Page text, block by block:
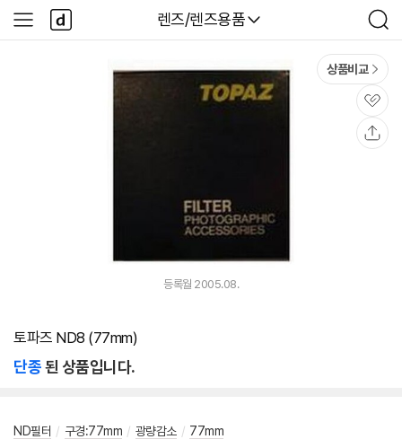
다나와
렌즈/렌즈용품
검
색
사
이
다
나
와
상품비교
관
심
등록월 2005.08.
토파즈 ND8 (77mm)
단종된 상품입니다.
ND필터 / 구경:77mm / 광량감소 / 77mm